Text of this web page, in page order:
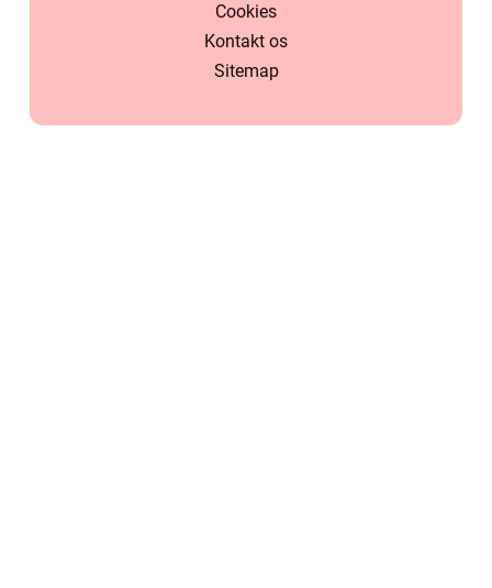
Cookies
Kontakt os
Sitemap